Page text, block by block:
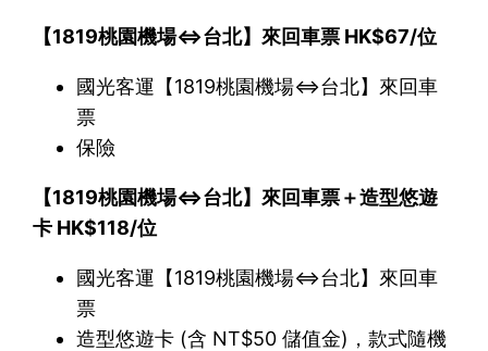
【1819桃園機場⇔台北】來回車票 HK$67/位
國光客運【1819桃園機場⇔台北】來回車
票
保險
【1819桃園機場⇔台北】來回車票＋造型悠遊
卡 HK$118/位
國光客運【1819桃園機場⇔台北】來回車
票
造型悠遊卡 (含 NT$50 儲值金)，款式隨機